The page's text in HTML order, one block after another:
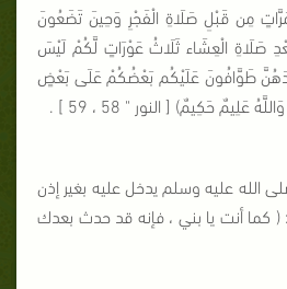
مِن قَبْلِ صَلَاةِ الْفَجْرِ وَحِينَ تَضَعُونَ
صَلَاةِ الْعِشَاء ثَلَاثُ عَوْرَاتٍ لَّكُمْ لَيْسَ
طَوَّافُونَ عَلَيْكُم بَعْضُكُمْ عَلَى بَعْضٍ
عَلِيمٌ حَكِيمٌ) [ النور " 58 ، 59 ] .
الله عليه وسلم يدخل عليه بغير إذن
( كما أنت يا بني ، فإنه قد حدث بعدك